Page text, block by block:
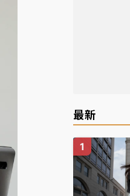
最新